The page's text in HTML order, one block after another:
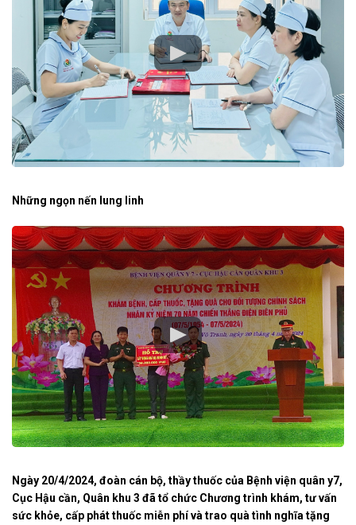
Những ngọn nến lung linh
Ngày 20/4/2024, đoàn cán bộ, thầy thuốc của Bệnh viện quân y7,
Cục Hậu cần, Quân khu 3 đã tổ chức Chương trình khám, tư vấn
sức khỏe, cấp phát thuốc miễn phí và trao quà tình nghĩa tặng